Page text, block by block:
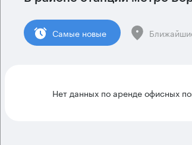
Cамые новые
Нет данных по аренде офисных